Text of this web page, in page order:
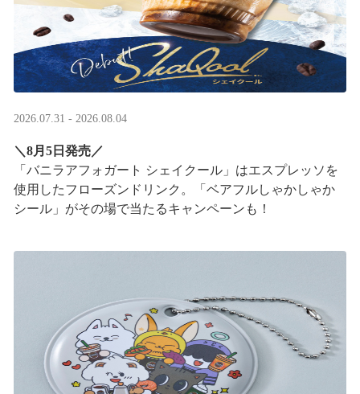
2026.07.31 - 2026.08.04
＼8月5日発売／
「バニラアフォガート シェイクール」はエスプレッソを
使用したフローズンドリンク。「ベアフルしゃかしゃか
シール」がその場で当たるキャンペーンも！